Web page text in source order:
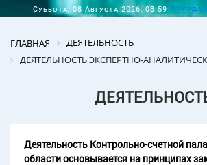
Суббота, 08 Августа 2026, 08:59 Погода
ГЛАВНАЯ
ДЕЯТЕЛЬНОСТЬ
ДЕЯТЕЛЬНОСТЬ ЭКСПЕРТНО-
Деятельность Контрольно-счетной
области основывается на принципах